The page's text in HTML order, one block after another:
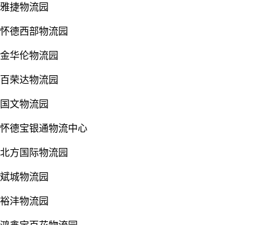
雅捷物流园
怀德西部物流园
金华伦物流园
百荣达物流园
国文物流园
怀德宝银通物流中心
北方国际物流园
斌城物流园
裕沣物流园